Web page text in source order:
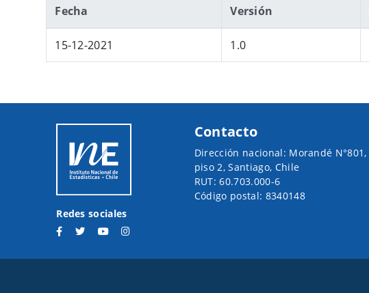
​Fecha Versión
15-12-2021 1.0
Redes sociales
Contacto
Dirección nacional: Morandé N°801,
piso 2, Santiago, Chile
RUT: 60.703.000-6
Código postal: 8340148